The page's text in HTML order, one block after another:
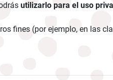
utilizarlo para el uso
fines (por ejemplo, en las